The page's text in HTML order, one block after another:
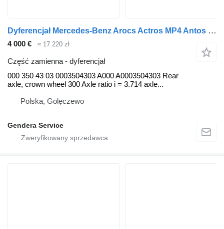
Dyferencjał Mercedes-Benz Arocs Actros MP4 Antos 000 do ciągnika siodłowego Mercedes-Benz Actros MP4 Atego Antos
4 000 € ≈ 17 220 zł
Część zamienna - dyferencjał
000 350 43 03 0003504303 A000 A0003504303 Rear
axle, crown wheel 300 Axle ratio i = 3.714 axle...
Polska, Golęczewo
Gendera Service